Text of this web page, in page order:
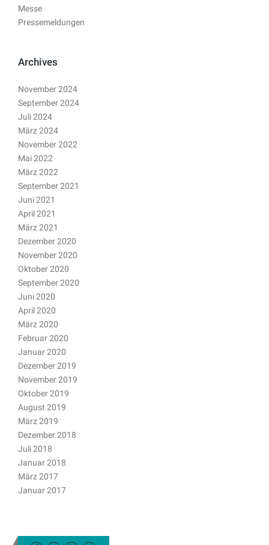
Messe
Pressemeldungen
Archives
November 2024
September 2024
Juli 2024
März 2024
November 2022
Mai 2022
März 2022
September 2021
Juni 2021
April 2021
März 2021
Dezember 2020
November 2020
Oktober 2020
September 2020
Juni 2020
April 2020
März 2020
Februar 2020
Januar 2020
Dezember 2019
November 2019
Oktober 2019
August 2019
März 2019
Dezember 2018
Juli 2018
Januar 2018
März 2017
Januar 2017